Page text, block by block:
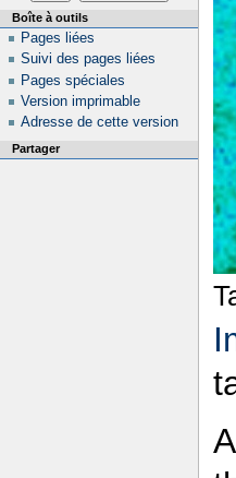
Boîte à outils
Pages liées
Suivi des pages liées
Pages spéciales
Version imprimable
Adresse de cette version
Partager